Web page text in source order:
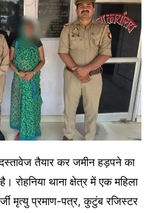
तैयार कर जमीन हड़पने का
रोहनिया थाना क्षेत्र में एक महिला
मृत्यु प्रमाण-पत्र, कुटुंब रजिस्टर